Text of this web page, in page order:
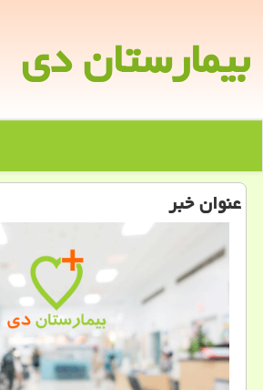
بیمارستان دی
عنوان خبر